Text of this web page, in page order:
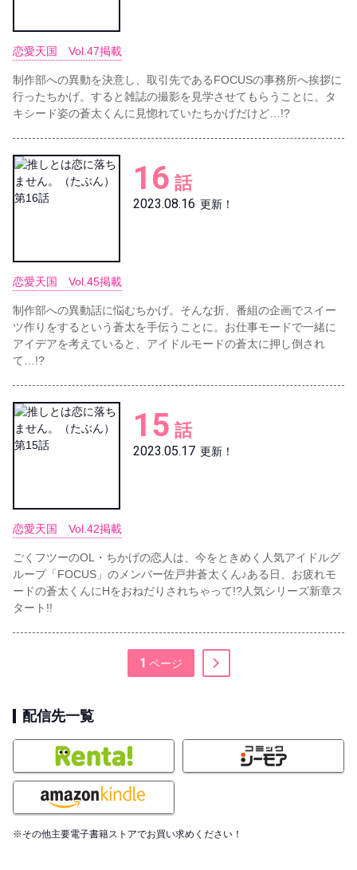
恋愛天国 Vol.47掲載
制作部への異動を決意し、取引先であるFOCUSの事務所へ挨拶に
行ったちかげ。すると雑誌の撮影を見学させてもらうことに。タ
キシード姿の蒼太くんに見惚れていたちかげだけど…!?
16 話
2023.08.16 更新！
恋愛天国 Vol.45掲載
制作部への異動話に悩むちかげ。そんな折、番組の企画でスイー
ツ作りをするという蒼太を手伝うことに。お仕事モードで一緒に
アイデアを考えていると、アイドルモードの蒼太に押し倒され
て…!?
15 話
2023.05.17 更新！
恋愛天国 Vol.42掲載
ごくフツーのOL・ちかげの恋人は、今をときめく人気アイドルグ
ループ「FOCUS」のメンバー佐戸井蒼太くん♪ある日、お疲れモ
ードの蒼太くんにHをおねだりされちゃって!?人気シリーズ新章ス
タート!!
1
配信先一覧
※その他主要電子書籍ストアでお買い求めください！